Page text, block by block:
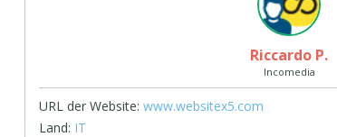
Riccardo P.
Incomedia
URL der Website: www.websitex5.com
Land: IT